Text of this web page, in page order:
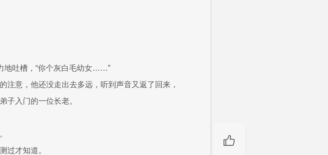
地吐槽，“你个灰白毛幼女……”
注意，他还没走出去多远，听到声音又返了回来，
子入门的一位长老。
过才知道。